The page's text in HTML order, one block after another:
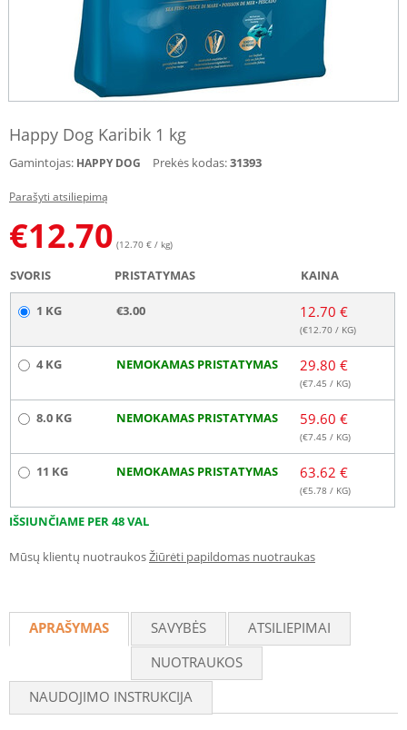
Happy Dog Karibik 1 kg
Gamintojas: HAPPY DOG Prekės kodas:31393
Parašyti atsiliepimą
€12.70 (12.70 € / kg)
SVORIS PRISTATYMAS KAINA
1 KG €3.00 12.70 €
(€12.70 / KG)
4 KG NEMOKAMAS PRISTATYMAS 29.80 €
(€7.45 / KG)
8.0 KG NEMOKAMAS PRISTATYMAS 59.60 €
(€7.45 / KG)
11 KG NEMOKAMAS PRISTATYMAS 63.62 €
(€5.78 / KG)
IŠSIUNČIAME PER 48 VAL
Mūsų klientų nuotraukosŽiūrėti papildomas nuotraukas
APRAŠYMAS SAVYBĖS
ATSILIEPIMAI
NUOTRAUKOS
NAUDOJIMO INSTRUKCIJA